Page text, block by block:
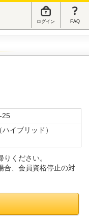
ログイン FAQ
25
イブリッド）
ください。
合、会員資格停止の対